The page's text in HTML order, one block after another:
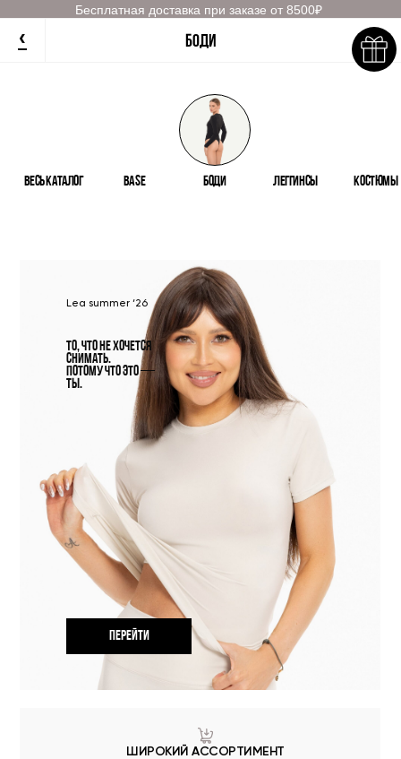
Бесплатная доставка при заказе от 8500₽
‹ Боди
Костюмы
Леггинсы
боди
Base
весь каталог
ТО, ЧТО НЕ ХОЧЕТСЯ
СНИМАТЬ.
Потому что это —
ты.
Lea summer ‘26
ПЕРЕЙТИ
ШИРОКИЙ АССОРТИМЕНТ